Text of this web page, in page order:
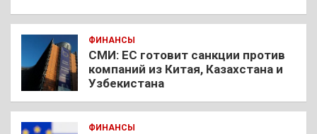
ФИНАНСЫ
СМИ: ЕС готовит санкции против
компаний из Китая, Казахстана и
Узбекистана
ФИНАНСЫ